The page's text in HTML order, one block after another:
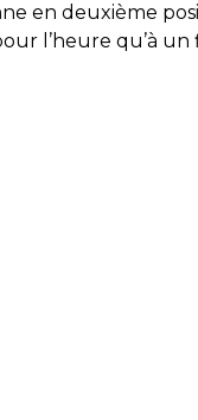
en deuxième
l’heure qu’à un